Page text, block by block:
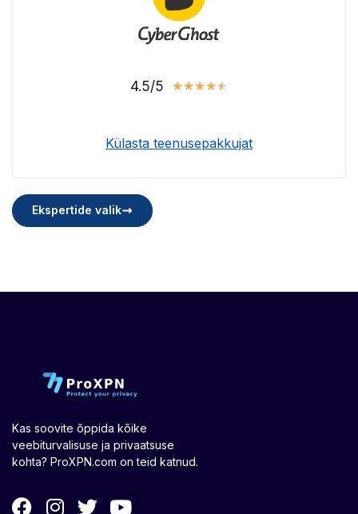
4.5/5 ★★★★★
Külasta teenusepakkujat
Ekspertide valik
Kas soovite õppida kõike
veebiturvalisuse ja privaatsuse
kohta? ProXPN.com on teid katnud.